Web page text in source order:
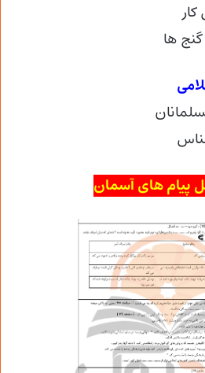
ها
پیام های آسمان